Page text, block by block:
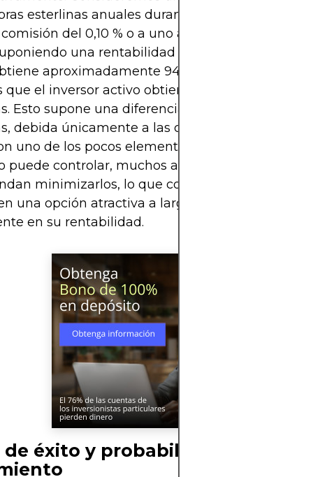
esterlinas anuales durante 30 años a un
del 0,10 % o a uno activo con una
una rentabilidad bruta del 7 %, el
aproximadamente 944.000 libras
que el inversor activo obtiene unas 788.000
Esto supone una diferencia de más de 150.000
debida únicamente a las comisiones. Dado
uno de los pocos elementos de inversión que
puede controlar, muchos asesores profesionales
minimizarlos, lo que convierte a las
una opción atractiva a largo plazo, basándose
en su rentabilidad.
de éxito y probabilidades de